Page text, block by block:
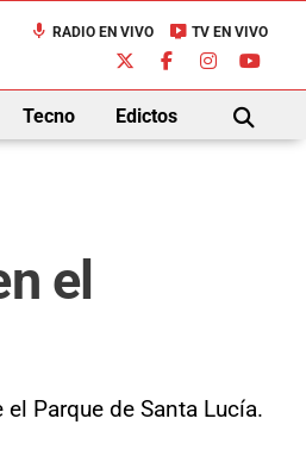
mic RADIO EN VIVO live_tv TV EN VIVO
Tecno Edictos
BUSCAR
el
Parque de Santa Lucía.